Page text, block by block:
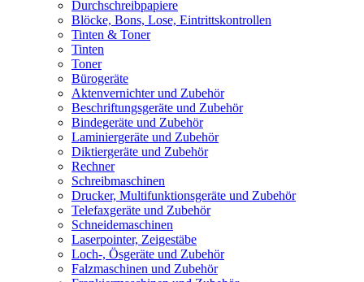
Durchschreibpapiere
Blöcke, Bons, Lose, Eintrittskontrollen
Tinten & Toner
Tinten
Toner
Bürogeräte
Aktenvernichter und Zubehör
Beschriftungsgeräte und Zubehör
Bindegeräte und Zubehör
Laminiergeräte und Zubehör
Diktiergeräte und Zubehör
Rechner
Schreibmaschinen
Drucker, Multifunktionsgeräte und Zubehör
Telefaxgeräte und Zubehör
Schneidemaschinen
Laserpointer, Zeigestäbe
Loch-, Ösgeräte und Zubehör
Falzmaschinen und Zubehör